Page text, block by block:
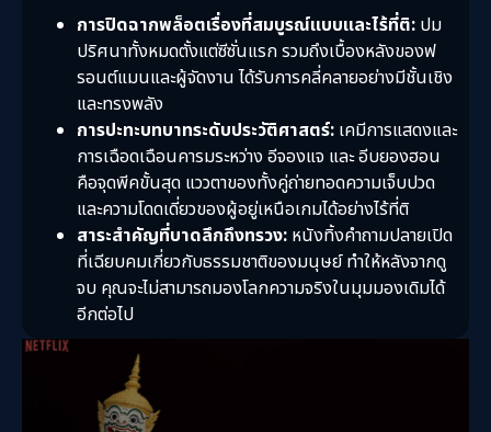
การปิดฉากพล็อตเรื่องที่สมบูรณ์แบบและไร้ที่ติ: ปม
ปริศนาทั้งหมดตั้งแต่ซีซั่นแรก รวมถึงเบื้องหลังของฟ
รอนต์แมนและผู้จัดงาน ได้รับการคลี่คลายอย่างมีชั้นเชิง
และทรงพลัง
การปะทะบทบาทระดับประวัติศาสตร์: เคมีการแสดงและ
การเฉือดเฉือนคารมระหว่าง อีจองแจ และ อีบยองฮอน
คือจุดพีคขั้นสุด แววตาของทั้งคู่ถ่ายทอดความเจ็บปวด
และความโดดเดี่ยวของผู้อยู่เหนือเกมได้อย่างไร้ที่ติ
สาระสำคัญที่บาดลึกถึงทรวง: หนังทิ้งคำถามปลายเปิด
ที่เฉียบคมเกี่ยวกับธรรมชาติของมนุษย์ ทำให้หลังจากดู
จบ คุณจะไม่สามารถมองโลกความจริงในมุมมองเดิมได้
อีกต่อไป